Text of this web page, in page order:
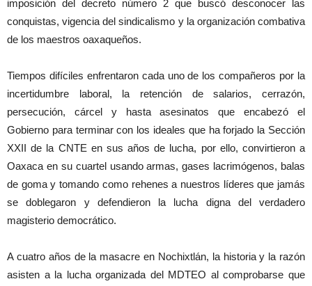
imposición del decreto número 2 que buscó desconocer las
conquistas, vigencia del sindicalismo y la organización combativa
de los maestros oaxaqueños.
Tiempos difíciles enfrentaron cada uno de los compañeros por la
incertidumbre laboral, la retención de salarios, cerrazón,
persecución, cárcel y hasta asesinatos que encabezó el
Gobierno para terminar con los ideales que ha forjado la Sección
XXII de la CNTE en sus años de lucha, por ello, convirtieron a
Oaxaca en su cuartel usando armas, gases lacrimógenos, balas
de goma y tomando como rehenes a nuestros líderes que jamás
se doblegaron y defendieron la lucha digna del verdadero
magisterio democrático.
A cuatro años de la masacre en Nochixtlán, la historia y la razón
asisten a la lucha organizada del MDTEO al comprobarse que